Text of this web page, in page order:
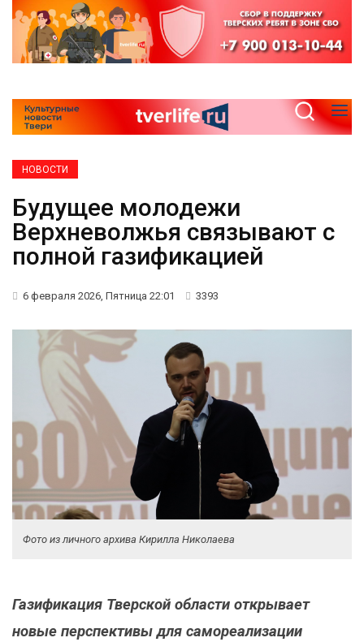
НОВОСТИ
Будущее молодежи
Верхневолжья связывают с
полной газификацией
6 февраля 2026, Пятница 22:01 3393
Фото из личного архива Кирилла Николаева
Газификация Тверской области открывает
новые перспективы для самореализации